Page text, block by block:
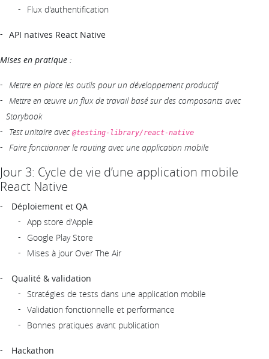
Flux d'authentification
API natives React Native
Mises en pratique :
Mettre en place les outils pour un développement productif
Mettre en œuvre un flux de travail basé sur des composants avec
Storybook
Test unitaire avec@testing-library/react-native
Faire fonctionner le routing avec une application mobile
Jour 3: Cycle de vie d’une application mobile
React Native
Déploiement et QA
App store d'Apple
Google Play Store
Mises à jour Over The Air
Qualité & validation
Stratégies de tests dans une application mobile
Validation fonctionnelle et performance
Bonnes pratiques avant publication
Hackathon